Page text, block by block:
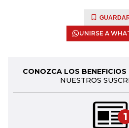
UNIRSE A
CONOZCA LOS BENEFICIOS
NUESTROS
1